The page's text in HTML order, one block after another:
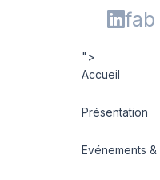
fab
">
Accueil
Présentation
Evénements &